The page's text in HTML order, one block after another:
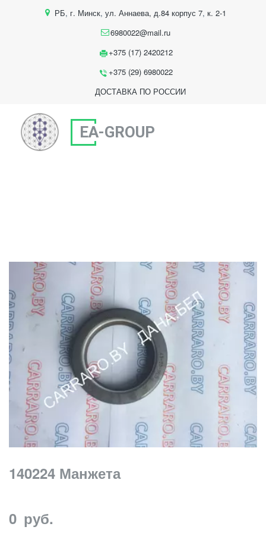
РБ, г. Минск, ул. Аннаева, д.84 корпус 7, к. 2-1
6980022@mail.ru
+375 (17) 2420212
+375 (29) 6980022
ДОСТАВКА ПО РОССИИ
EA-GROUP
140224 Манжета
0 руб.